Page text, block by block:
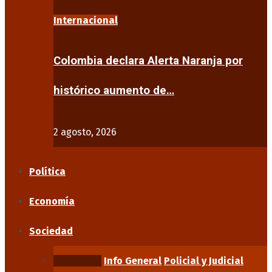
Internacional
Colombia declara Alerta Naranja por
histórico aumento de…
2 agosto, 2026
Política
Economía
Sociedad
Info General Policial y Judicial